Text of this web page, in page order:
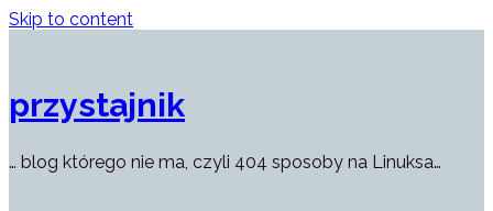
Skip to content
przystajnik
… blog którego nie ma, czyli 404 sposoby na Linuksa…